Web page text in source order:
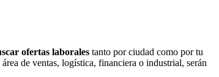
ofertas laborales tanto por ciudad como por tu
de ventas, logística, financiera o industrial, serán